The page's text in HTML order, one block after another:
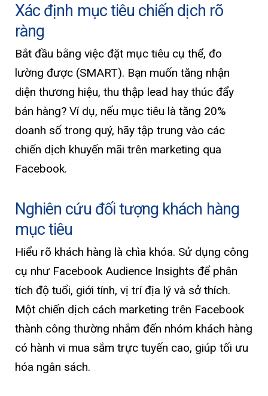
Xác định mục tiêu chiến dịch rõ
ràng
Bắt đầu bằng việc đặt mục tiêu cụ thể, đo
lường được (SMART). Bạn muốn tăng nhận
diện thương hiệu, thu thập lead hay thúc đẩy
bán hàng? Ví dụ, nếu mục tiêu là tăng 20%
doanh số trong quý, hãy tập trung vào các
chiến dịch khuyến mãi trên marketing qua
Facebook.
Nghiên cứu đối tượng khách hàng
mục tiêu
Hiểu rõ khách hàng là chìa khóa. Sử dụng công
cụ như Facebook Audience Insights để phân
tích độ tuổi, giới tính, vị trí địa lý và sở thích.
Một chiến dịch cách marketing trên Facebook
thành công thường nhắm đến nhóm khách hàng
có hành vi mua sắm trực tuyến cao, giúp tối ưu
hóa ngân sách.